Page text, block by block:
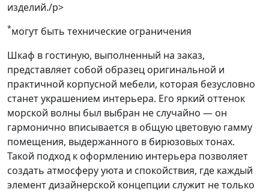
изделий./p>
*могут быть технические ограничения
Шкаф в гостиную, выполненный на заказ,
представляет собой образец оригинальной и
практичной корпусной мебели, которая безусловно
станет украшением интерьера. Его яркий оттенок
морской волны был выбран не случайно — он
гармонично вписывается в общую цветовую гамму
помещения, выдержанного в бирюзовых тонах.
Такой подход к оформлению интерьера позволяет
создать атмосферу уюта и спокойствия, где каждый
элемент дизайнерской концепции служит не только